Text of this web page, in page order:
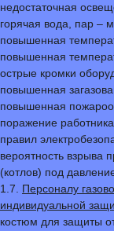
недостаточная
горячая вода, пар –
повышенная
повышенная
острые кромки
повышенная
повышенная
поражение
правил
вероятность взрыва
(котлов) под
1.7. Персоналу
индивидуальной
костюм для защиты